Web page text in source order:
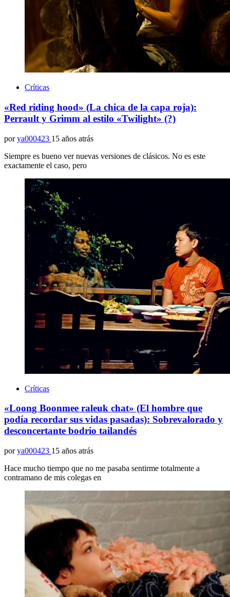
Críticas
«Red riding hood» (La chica de la capa roja):
Perrault y Grimm al estilo «Twilight» (?)
por ya000423 15 años atrás
Siempre es bueno ver nuevas versiones de clásicos. No es este
exactamente el caso, pero
Críticas
«Loong Boonmee raleuk chat» (El hombre que
podía recordar sus vidas pasadas): Sobrevalorado y
desconcertante bodrio tailandés
por ya000423 15 años atrás
Hace mucho tiempo que no me pasaba sentirme totalmente a
contramano de mis colegas en